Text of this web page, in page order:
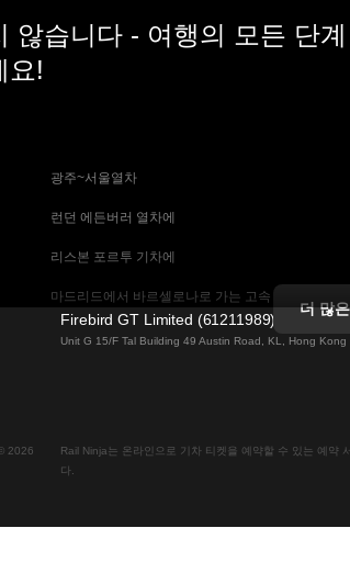
않습니다 - 여행의 모든 단계
요!
광주~서울열차
런던 에든버러 열차에
리스본 포르투 기차에
마드리드에서 바르셀로나로 가는 고속 열차
바르셀로나 마드리드 기차에
비엔나에서 잘츠부르크 열차
더 많
Firebird GT Limited (61211989)
Unit G 15/F Tal Building 49 Austin Road, KL, Hong Kong
2026
Rail Ninja는 온라인으로 기차 티켓을 예약할 수 있는 예약
다.